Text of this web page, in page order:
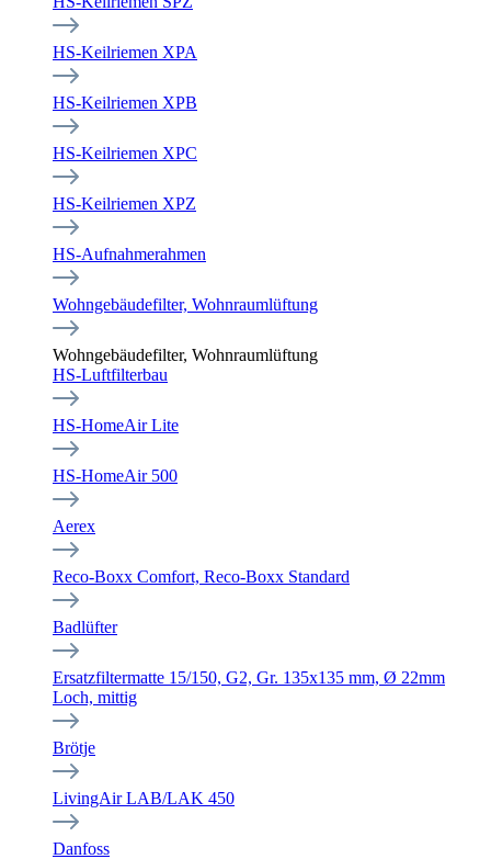
HS-Keilriemen XPA
HS-Keilriemen XPB
HS-Keilriemen XPC
HS-Keilriemen XPZ
HS-Aufnahmerahmen
Wohngebäudefilter, Wohnraumlüftung
Wohngebäudefilter, Wohnraumlüftung
HS-Luftfilterbau
HS-HomeAir Lite
HS-HomeAir 500
Aerex
Reco-Boxx Comfort, Reco-Boxx Standard
Badlüfter
Ersatzfiltermatte 15/150, G2, Gr. 135x135 mm, Ø 22mm
Loch, mittig
Brötje
LivingAir LAB/LAK 450
Danfoss